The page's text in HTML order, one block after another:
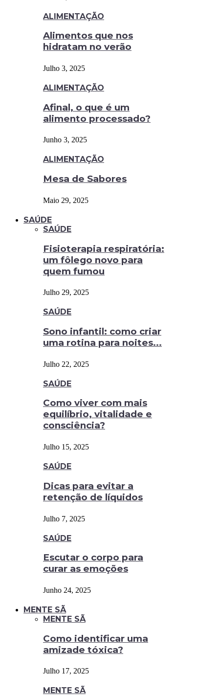
ALIMENTAÇÃO
Alimentos que nos
hidratam no verão
Julho 3, 2025
ALIMENTAÇÃO
Afinal, o que é um
alimento processado?
Junho 3, 2025
ALIMENTAÇÃO
Mesa de Sabores
Maio 29, 2025
SAÚDE
SAÚDE
Fisioterapia respiratória:
um fôlego novo para
quem fumou
Julho 29, 2025
SAÚDE
Sono infantil: como criar
uma rotina para noites...
Julho 22, 2025
SAÚDE
Como viver com mais
equilíbrio, vitalidade e
consciência?
Julho 15, 2025
SAÚDE
Dicas para evitar a
retenção de líquidos
Julho 7, 2025
SAÚDE
Escutar o corpo para
curar as emoções
Junho 24, 2025
MENTE SÃ
MENTE SÃ
Como identificar uma
amizade tóxica?
Julho 17, 2025
MENTE SÃ